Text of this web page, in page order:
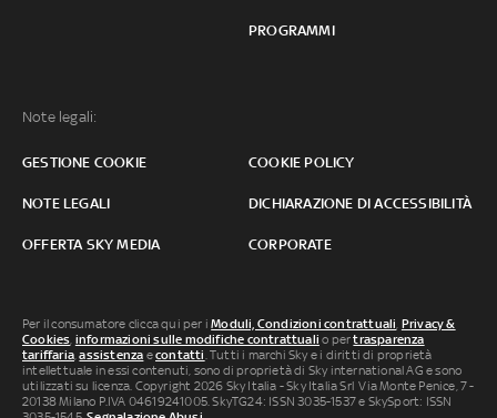
PROGRAMMI
Note legali:
GESTIONE COOKIE COOKIE POLICY
NOTE LEGALI DICHIARAZIONE DI ACCESSIBILITÀ
OFFERTA SKY MEDIA CORPORATE
Per il consumatore clicca qui per iModuli, Condizioni contrattuali Privacy &
Cookies informazioni sulle modifiche contrattuali o pertrasparenza
tariffaria ,assistenza econtatti . Tutti i marchi Sky e i diritti di proprietà
intellettuale in essi contenuti, sono di proprietà di Sky international AG e sono
utilizzati su licenza. Copyright 2026 Sky Italia - Sky Italia Srl Via Monte Penice, 7 -
20138 Milano P.IVA 04619241005. SkyTG24: ISSN 3035-1537 e SkySport: ISSN